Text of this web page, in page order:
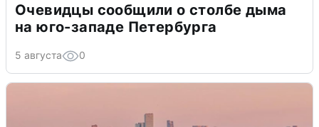
Очевидцы сообщили о столбе дыма
на юго-западе Петербурга
5 августа 0